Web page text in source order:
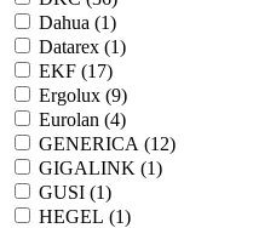
Dahua (1)
Datarex (1)
EKF (17)
Ergolux (9)
Eurolan (4)
GENERICA (12)
GIGALINK (1)
GUSI (1)
HEGEL (1)